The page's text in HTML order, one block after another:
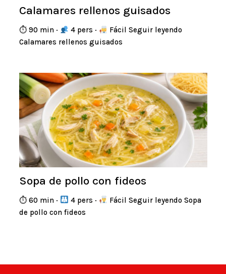
Calamares rellenos guisados
⏱ 90 min · 4 pers ·
Fácil Seguir leyendo
Calamares rellenos guisados
Sopa de pollo con fideos
⏱ 60 min · 4 pers ·
Fácil Seguir leyendo Sopa
de pollo con fideos